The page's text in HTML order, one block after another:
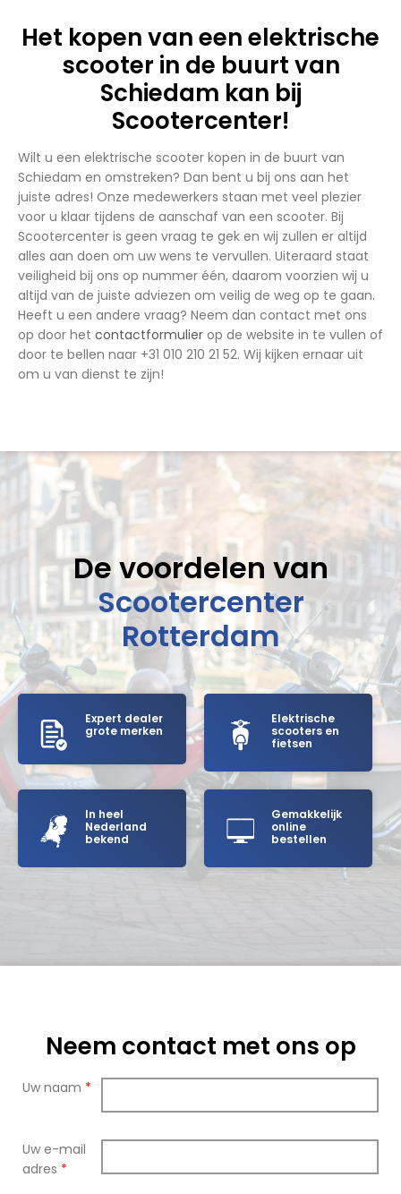
Het kopen van een elektrische
scooter in de buurt van
Schiedam kan bij
Scootercenter!
Wilt u een elektrische scooter kopen in de buurt van
Schiedam en omstreken? Dan bent u bij ons aan het
juiste adres! Onze medewerkers staan met veel plezier
voor u klaar tijdens de aanschaf van een scooter. Bij
Scootercenter is geen vraag te gek en wij zullen er altijd
alles aan doen om uw wens te vervullen. Uiteraard staat
veiligheid bij ons op nummer één, daarom voorzien wij u
altijd van de juiste adviezen om veilig de weg op te gaan.
Heeft u een andere vraag? Neem dan contact met ons
op door het contactformulier op de website in te vullen of
door te bellen naar +31 010 210 21 52. Wij kijken ernaar uit
om u van dienst te zijn!
De voordelen van
Scootercenter
Rotterdam
Expert dealer
grote merken
Elektrische
scooters en
fietsen
In heel
Nederland
bekend
Gemakkelijk
online
bestellen
Neem contact met ons op
Uw naam *
Uw e-mail
adres *